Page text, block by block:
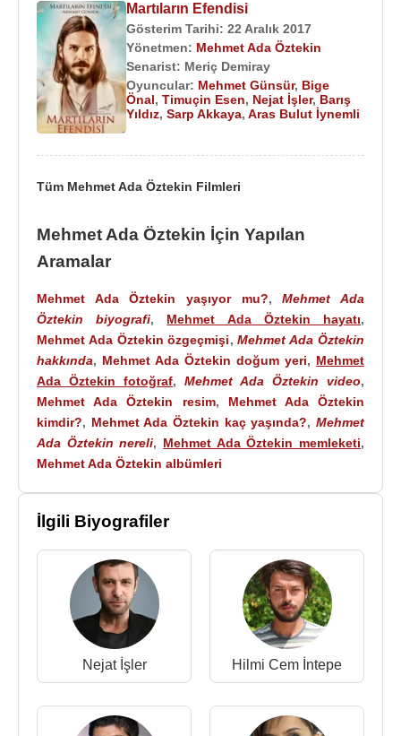
Yapım Ekibi :
2009 - Sarı Sarı Liralar (Yapım Amiri) (TV Dizisi)
Yönetmen Ekibi :
2009 - Adını Sen Koy (Yönetmen Yardımcısı)
(Sinema Filmi)
Kaynak:Biyografiler.com
Martıların Efendisi
Gösterim Tarihi: 22 Aralık 2017
Yönetmen: Mehmet Ada Öztekin
Senarist: Meriç Demiray
Oyuncular: Mehmet Günsür, Bige
Önal, Timuçin Esen, Nejat İşler, Barış
Yıldız, Sarp Akkaya, Aras Bulut İynemli
Tüm Mehmet Ada Öztekin Filmleri
Mehmet Ada Öztekin İçin Yapılan
Aramalar
Mehmet Ada Öztekin yaşıyor mu?,Mehmet Ada
Öztekin biyografi, Mehmet Ada Öztekin hayatı,
Mehmet Ada Öztekin özgeçmişi,Mehmet Ada Öztekin
hakkında, Mehmet Ada Öztekin doğum yeri, Mehmet
Ada Öztekin fotoğraf, Mehmet Ada Öztekin video,
Mehmet Ada Öztekin resim, Mehmet Ada Öztekin
kimdir?, Mehmet Ada Öztekin kaç yaşında?,Mehmet
Ada Öztekin nereli, Mehmet Ada Öztekin memleketi,
Mehmet Ada Öztekin albümleri
İlgili Biyografiler
Nejat İşler Hilmi Cem İntepe